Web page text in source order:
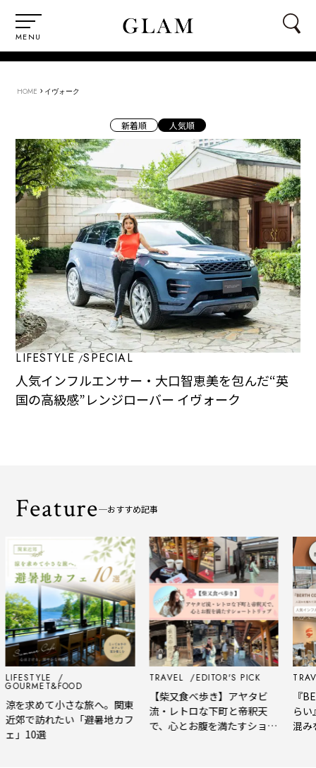
MENU
HOME › イヴォーク
新着順 人気順
LIFESTYLE SPECIAL
人気インフルエンサー・大口智恵美を包んだ“英
国の高級感”――レンジローバー イヴォーク
Feature おすすめ記事
LIFESTYLE
GOURMET&FOOD
涼を求めて小さな旅へ。関東
近郊で訪れたい「避暑地カフ
ェ」10選
TRAVEL EDITOR'S PICK
【柴又食べ歩き】アヤタビ
流・レトロな下町と帝釈天
で、心とお腹を満たすショー
『
らい
混み